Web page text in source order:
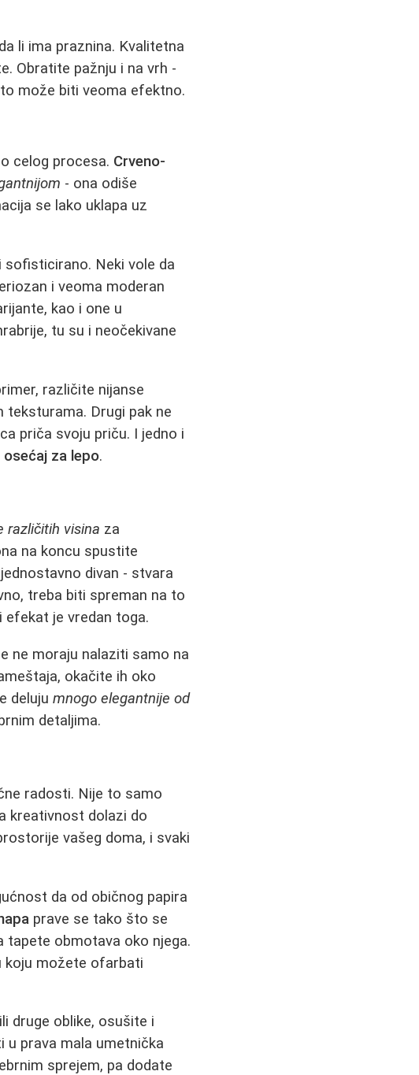
li ima praznina. Kvalitetna
Obratite pažnju i na vrh -
može biti veoma efektno.
celog procesa. Crveno-
- ona odiše
se lako uklapa uz
sofisticirano. Neki vole da
i veoma moderan
kao i one u
tu su i neočekivane
različite nijanse
teksturama. Drugi pak ne
priča svoju priču. I jedno i
osećaj za lepo.
različitih visina za
na koncu spustite
divan - stvara
treba biti spreman na to
je vredan toga.
ne moraju nalaziti samo na
okačite ih oko
delujumnogo elegantnije od
detaljima.
radosti. Nije to samo
kreativnost dolazi do
vašeg doma, i svaki
da od običnog papira
prave se tako što se
tapete obmotava oko njega.
koju možete ofarbati
druge oblike, osušite i
u prava mala umetnička
sprejem, pa dodate